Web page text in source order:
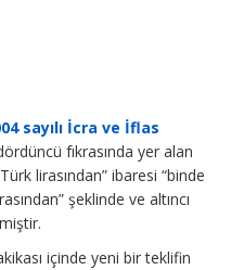
sayılı İcra ve İflas
fıkrasında yer alan
lirasından” ibaresi “binde
şeklinde ve altıncı
içinde yeni bir teklifin